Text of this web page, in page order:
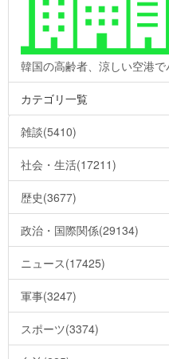
韓国の高齢者、涼しい空港で
カテゴリ一覧
雑談(5410)
社会・生活(17211)
歴史(3677)
政治・国際関係(29134)
ニュース(17425)
軍事(3247)
スポーツ(3374)